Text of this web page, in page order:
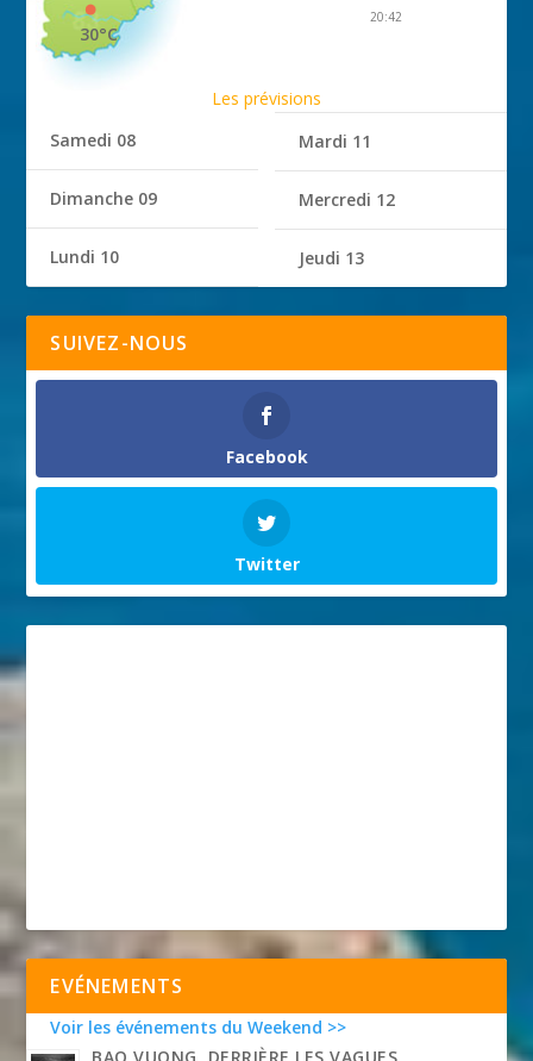
30°C
20:42
Les prévisions
Samedi 08
Dimanche 09
Lundi 10
Mardi 11
Mercredi 12
Jeudi 13
SUIVEZ-NOUS
Facebook
Twitter
EVÉNEMENTS
Voir les événements du Weekend >>
BAO VUONG, DERRIÈRE LES VAGUES